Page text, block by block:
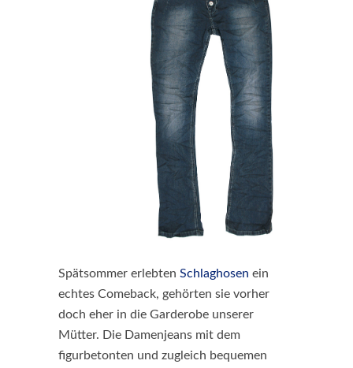
Spätsommer erlebten Schlaghosen ein
echtes Comeback, gehörten sie vorher
doch eher in die Garderobe unserer
Mütter. Die Damenjeans mit dem
figurbetonten und zugleich bequemen